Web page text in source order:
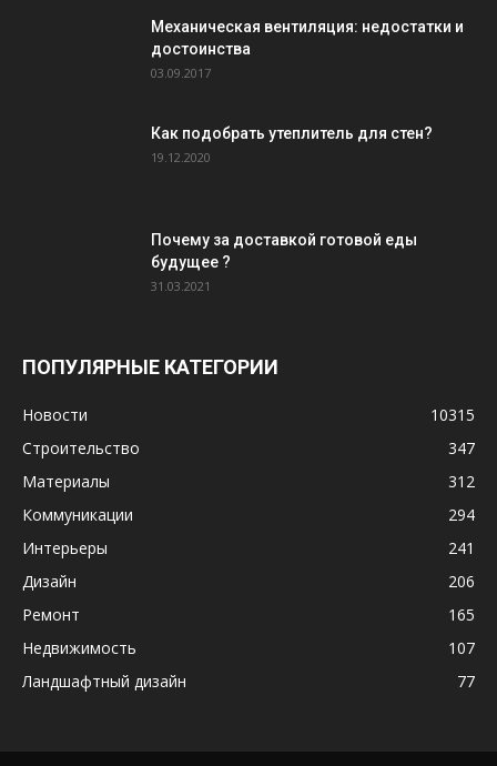
Механическая вентиляция: недостатки и
достоинства
03.09.2017
Как подобрать утеплитель для стен?
19.12.2020
Почему за доставкой готовой еды
будущее ?
31.03.2021
ПОПУЛЯРНЫЕ КАТЕГОРИИ
Новости
10315
Строительство
347
Материалы
312
Коммуникации
294
Интерьеры
241
Дизайн
206
Ремонт
165
Недвижимость
107
Ландшафтный дизайн
77